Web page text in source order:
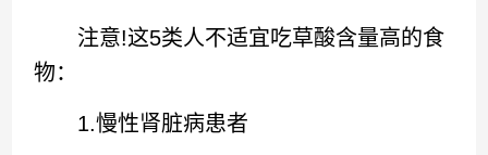
注意!这5类人不适宜吃草酸含量高的食
物：
1.慢性肾脏病患者